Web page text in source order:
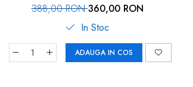
388,00 RON360,00 RON
In Stoc
ADAUGA IN COS